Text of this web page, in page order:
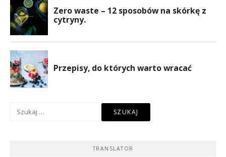
Szukaj:
TRANSLATOR